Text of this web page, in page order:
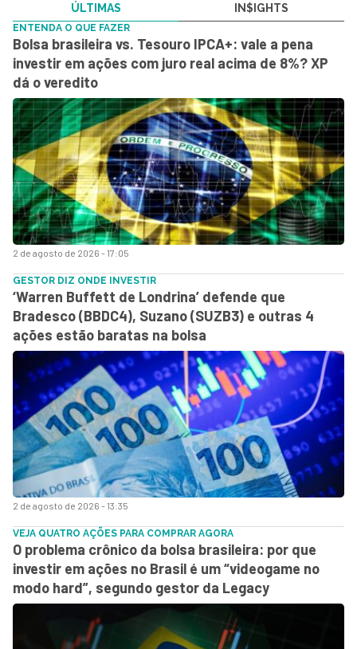
ÚLTIMAS IN$IGHTS
2 de agosto de 2026 - 17:05
ENTENDA O QUE FAZER
Bolsa brasileira vs. Tesouro IPCA+: vale a pena
investir em ações com juro real acima de 8%? XP
dá o veredito
2 de agosto de 2026 - 13:35
GESTOR DIZ ONDE INVESTIR
‘Warren Buffett de Londrina’ defende que
Bradesco (BBDC4), Suzano (SUZB3) e outras 4
ações estão baratas na bolsa
VEJA QUATRO AÇÕES PARA COMPRAR AGORA
O problema crônico da bolsa brasileira: por que
investir em ações no Brasil é um “videogame no
modo hard”, segundo gestor da Legacy